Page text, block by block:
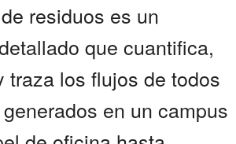
residuos es un
que cuantifica,
traza los flujos de todos
en un campus